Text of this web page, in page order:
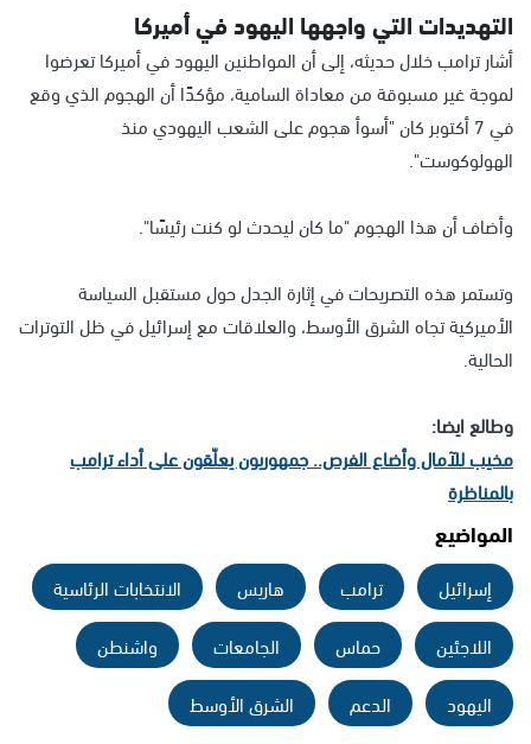
التهديدات التي واجهها اليهود في أميركا
أشار ترامب خلال حديثه، إلى أن المواطنين اليهود في أميركا تعرضوا
لموجة غير مسبوقة من معاداة السامية، مؤكدًا أن الهجوم الذي وقع
في 7 أكتوبر كان "أسوأ هجوم على الشعب اليهودي منذ
الهولوكوست".
وأضاف أن هذا الهجوم "ما كان ليحدث لو كنت رئيسًا".
وتستمر هذه التصريحات في إثارة الجدل حول مستقبل السياسة
الأميركية تجاه الشرق الأوسط، والعلاقات مع إسرائيل في ظل التوترات
الحالية.
وطالع ايضا:
مخيب للآمال وأضاع الفرص.. جمهوريون يعلّقون على أداء ترامب
بالمناظرة
المواضيع
إسرائيل ترامب هاريس
الانتخابات الرئاسية
اللاجئين
حماس الجامعات
واشنطن
اليهود
الدعم الشرق الأوسط